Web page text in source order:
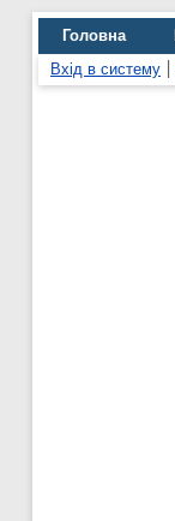
Головна
Вхід в систему